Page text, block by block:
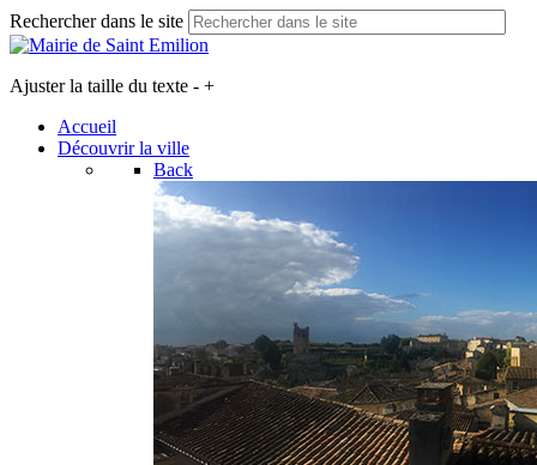
Rechercher dans le site
Ajuster la taille du texte - +
Accueil
Découvrir la ville
Back